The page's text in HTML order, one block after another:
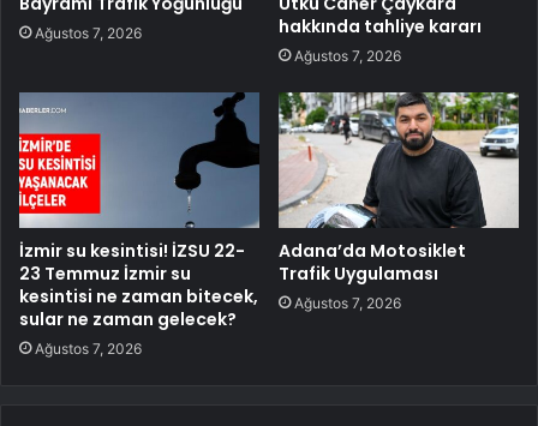
Ağustos 7, 2026
hakkında tahliye kararı
Ağustos 7, 2026
İzmir su kesintisi! İZSU 22-
23 Temmuz İzmir su
kesintisi ne zaman bitecek,
sular ne zaman gelecek?
Ağustos 7, 2026
Adana’da Motosiklet
Trafik Uygulaması
Ağustos 7, 2026